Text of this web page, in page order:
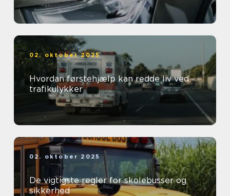
02. oktober 2025
Hvordan førstehjælp kan redde liv ved
trafikulykker
02. oktober 2025
De vigtigste regler for skolebusser og
sikkerhed